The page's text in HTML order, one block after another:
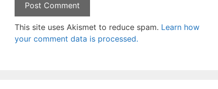
This site uses Akismet to reduce spam. Learn how
your comment data is processed.